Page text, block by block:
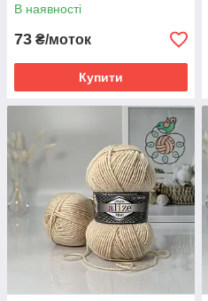
В наявності
73 ₴/моток
Купити